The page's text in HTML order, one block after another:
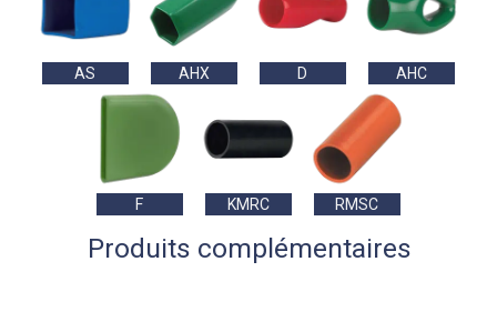
AS AHX D AHC
F KMRC RMSC
Produits complémentaires